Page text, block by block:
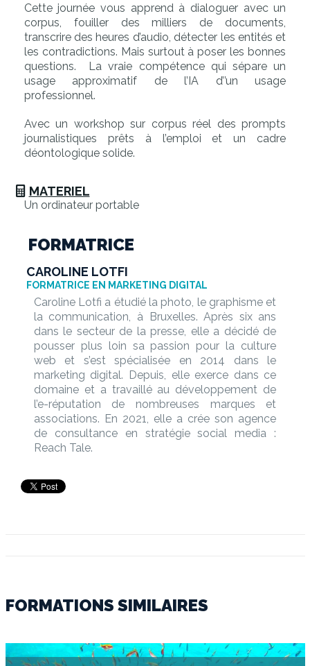
Cette journée vous apprend à dialoguer avec un
corpus, fouiller des milliers de documents,
transcrire des heures d’audio, détecter les entités et
les contradictions. Mais surtout à poser les bonnes
questions. La vraie compétence qui sépare un
usage approximatif de l’IA d’’un usage
professionnel.
Avec un workshop sur corpus réel des prompts
journalistiques prêts à l’emploi et un cadre
déontologique solide.
MATERIEL
Un ordinateur portable
FORMATRICE
CAROLINE LOTFI
FORMATRICE EN MARKETING DIGITAL
Caroline Lotfi a étudié la photo, le graphisme et
la communication, à Bruxelles. Après six ans
dans le secteur de la presse, elle a décidé de
pousser plus loin sa passion pour la culture
web et s’est spécialisée en 2014 dans le
marketing digital. Depuis, elle exerce dans ce
domaine et a travaillé au développement de
l’e-réputation de nombreuses marques et
associations. En 2021, elle a crée son agence
de consultance en stratégie social media :
Reach Tale.
FORMATIONS SIMILAIRES